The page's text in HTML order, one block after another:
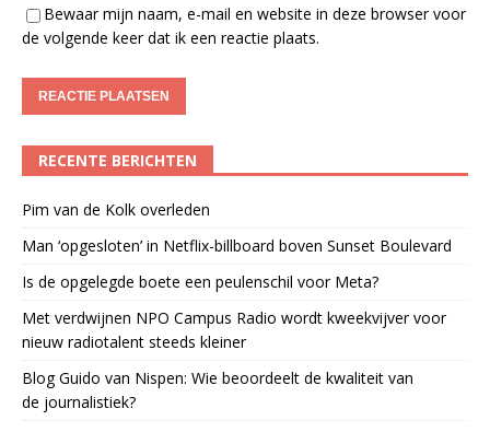
Bewaar mijn naam, e-mail en website in deze browser voor
de volgende keer dat ik een reactie plaats.
RECENTE BERICHTEN
Pim van de Kolk overleden
Man ‘opgesloten’ in Netflix-billboard boven Sunset Boulevard
Is de opgelegde boete een peulenschil voor Meta?
Met verdwijnen NPO Campus Radio wordt kweekvijver voor
nieuw radiotalent steeds kleiner
Blog Guido van Nispen: Wie beoordeelt de kwaliteit van
de journalistiek?